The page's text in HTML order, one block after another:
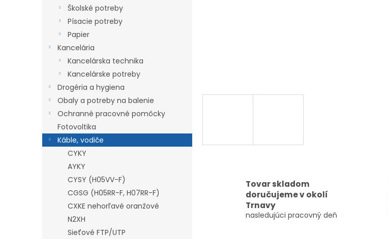
Školské potreby
Písacie potreby
Papier
Kancelária
Kancelárska technika
Kancelárske potreby
Drogéria a hygiena
Obaly a potreby na balenie
Ochranné pracovné pomôcky
Fotovoltika
Káble, vodiče
CYKY
AYKY
CYSY (H05VV-F)
CGSG (H05RR-F, H07RR-F)
CXKE nehorľavé oranžové
N2XH
Sieťové FTP/UTP
Tovar skladom
doručujeme v okolí
Trnavy
nasledujúci pracovný deň